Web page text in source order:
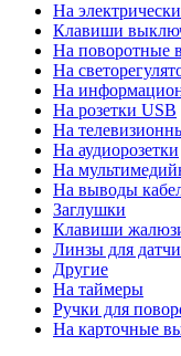
На
Клавиши
На поворотные
На
На
На розетки USB
На
На аудиорозетки
На
На выводы
Заглушки
Клавиши
Линзы для
Другие
На таймеры
Ручки для
На карточные